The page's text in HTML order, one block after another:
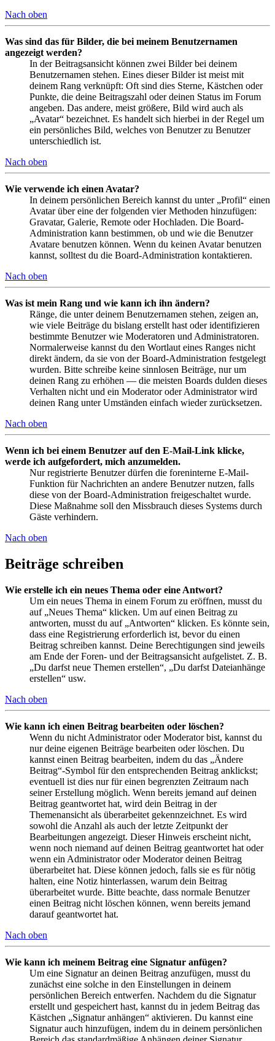
Nach oben
Was sind das für Bilder, die bei meinem Benutzernamen
angezeigt werden?
In der Beitragsansicht können zwei Bilder bei deinem
Benutzernamen stehen. Eines dieser Bilder ist meist mit
deinem Rang verknüpft: Oft sind dies Sterne, Kästchen oder
Punkte, die deine Beitragszahl oder deinen Status im Forum
angeben. Das andere, meist größere, Bild wird auch als
„Avatar“ bezeichnet. Es handelt sich hierbei in der Regel um
ein persönliches Bild, welches von Benutzer zu Benutzer
unterschiedlich ist.
Nach oben
Wie verwende ich einen Avatar?
In deinem persönlichen Bereich kannst du unter „Profil“ einen
Avatar über eine der folgenden vier Methoden hinzufügen:
Gravatar, Galerie, Remote oder Hochladen. Die Board-
Administration kann bestimmen, ob und wie die Benutzer
Avatare benutzen können. Wenn du keinen Avatar benutzen
kannst, solltest du die Board-Administration kontaktieren.
Nach oben
Was ist mein Rang und wie kann ich ihn ändern?
Ränge, die unter deinem Benutzernamen stehen, zeigen an,
wie viele Beiträge du bislang erstellt hast oder identifizieren
bestimmte Benutzer wie Moderatoren und Administratoren.
Normalerweise kannst du den Wortlaut eines Ranges nicht
direkt ändern, da sie von der Board-Administration festgelegt
wurden. Bitte schreibe keine sinnlosen Beiträge, nur um
deinen Rang zu erhöhen — die meisten Boards dulden dieses
Verhalten nicht und ein Moderator oder Administrator wird
deinen Rang unter Umständen einfach wieder zurücksetzen.
Nach oben
Wenn ich bei einem Benutzer auf den E-Mail-Link klicke,
werde ich aufgefordert, mich anzumelden.
Nur registrierte Benutzer dürfen die foreninterne E-Mail-
Funktion für Nachrichten an andere Benutzer nutzen, falls
diese von der Board-Administration freigeschaltet wurde.
Diese Maßnahme soll den Missbrauch dieses Systems durch
Gäste verhindern.
Nach oben
Beiträge schreiben
Wie erstelle ich ein neues Thema oder eine Antwort?
Um ein neues Thema in einem Forum zu eröffnen, musst du
auf „Neues Thema“ klicken. Um auf einen Beitrag zu
antworten, musst du auf „Antworten“ klicken. Es könnte sein,
dass eine Registrierung erforderlich ist, bevor du einen
Beitrag schreiben kannst. Deine Berechtigungen sind jeweils
am Ende der Foren- und der Beitragsansicht aufgelistet. Z. B.
„Du darfst neue Themen erstellen“, „Du darfst Dateianhänge
erstellen“ usw.
Nach oben
Wie kann ich einen Beitrag bearbeiten oder löschen?
Wenn du nicht Administrator oder Moderator bist, kannst du
nur deine eigenen Beiträge bearbeiten oder löschen. Du
kannst einen Beitrag bearbeiten, indem du das „Ändere
Beitrag“-Symbol für den entsprechenden Beitrag anklickst;
eventuell ist dies nur für einen begrenzten Zeitraum nach
seiner Erstellung möglich. Wenn bereits jemand auf deinen
Beitrag geantwortet hat, wird dein Beitrag in der
Themenansicht als überarbeitet gekennzeichnet. Es wird
sowohl die Anzahl als auch der letzte Zeitpunkt der
Bearbeitungen angezeigt. Dieser Hinweis erscheint nicht,
wenn noch niemand auf deinen Beitrag geantwortet hat oder
wenn ein Administrator oder Moderator deinen Beitrag
überarbeitet hat. Diese können jedoch, falls sie es für nötig
halten, eine Notiz hinterlassen, warum dein Beitrag
überarbeitet wurde. Bitte beachte, dass normale Benutzer
einen Beitrag nicht löschen können, wenn bereits jemand
darauf geantwortet hat.
Nach oben
Wie kann ich meinem Beitrag eine Signatur anfügen?
Um eine Signatur an deinen Beitrag anzufügen, musst du
zunächst eine solche in den Einstellungen in deinem
persönlichen Bereich entwerfen. Nachdem du die Signatur
erstellt und gespeichert hast, kannst du in jedem Beitrag das
Kästchen „Signatur anhängen“ aktivieren. Du kannst eine
Signatur auch hinzufügen, indem du in deinem persönlichen